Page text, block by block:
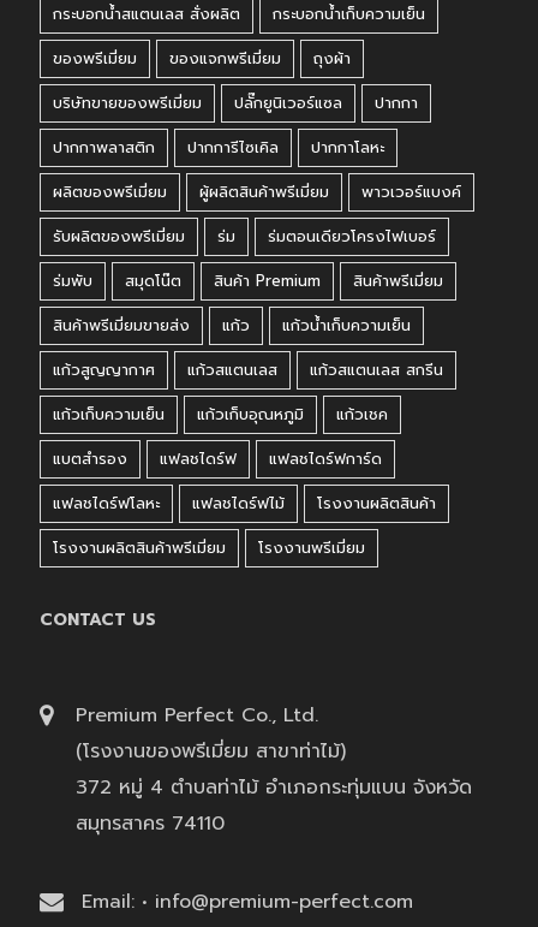
กระบอกน้ำสแตนเลส สั่งผลิต
กระบอกน้ำเก็บความเย็น
ของพรีเมี่ยม
ของแจกพรีเมี่ยม
ถุงผ้า
บริษัทขายของพรีเมี่ยม
ปลั๊กยูนิเวอร์แซล
ปากกา
ปากกาพลาสติก
ปากการีไซเคิล
ปากกาโลหะ
ผลิตของพรีเมี่ยม
ผู้ผลิตสินค้าพรีเมี่ยม
พาวเวอร์แบงค์
รับผลิตของพรีเมี่ยม
ร่ม
ร่มตอนเดียวโครงไฟเบอร์
ร่มพับ
สมุดโน๊ต สินค้า Premium
สินค้าพรีเมี่ยม
สินค้าพรีเมี่ยมขายส่ง
แก้ว
แก้วน้ำเก็บความเย็น
แก้วสูญญากาศ
แก้วสแตนเลส
แก้วสแตนเลส สกรีน
แก้วเก็บความเย็น
แก้วเก็บอุณหภูมิ
แก้วเชค
แบตสำรอง
แฟลชไดร์ฟ
แฟลชไดร์ฟการ์ด
แฟลชไดร์ฟโลหะ
แฟลชไดร์ฟไม้
โรงงานผลิตสินค้า
โรงงานผลิตสินค้าพรีเมี่ยม
โรงงานพรีเมี่ยม
CONTACT US
Premium Perfect Co., Ltd.
(โรงงานของพรีเมี่ยม สาขาท่าไม้)
372 หมู่ 4 ตำบลท่าไม้ อำเภอกระทุ่มแบน จังหวัด
สมุทรสาคร 74110
Email: • info@premium-perfect.com